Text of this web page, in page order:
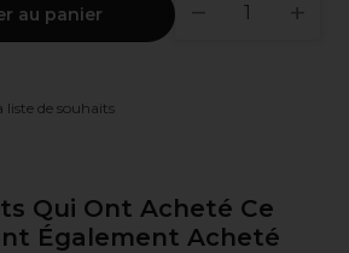
au panier
de souhaits
Qui Ont Acheté Ce
Également Acheté